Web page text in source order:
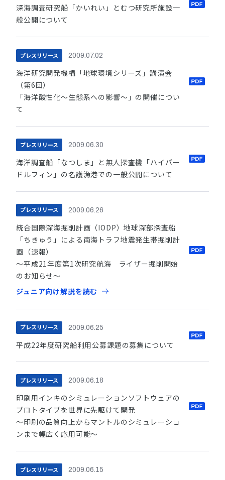
深海調査研究船「かいれい」とむつ研究所施設一
般公開について
プレスリリース 2009.07.02
海洋研究開発機構「地球環境シリーズ」講演会
（第6回）
「海洋酸性化〜生態系への影響〜」の開催につい
て
プレスリリース 2009.06.30
海洋調査船「なつしま」と無人探査機「ハイパー
ドルフィン」の名護漁港での一般公開について
プレスリリース 2009.06.26
統合国際深海掘削計画（IODP）地球深部探査船
「ちきゅう」による南海トラフ地震発生帯掘削計
画（速報）
〜平成21年度第1次研究航海 ライザー掘削開始
のお知らせ〜
ジュニア向け解説を読む
プレスリリース 2009.06.25
平成22年度研究船利用公募課題の募集について
プレスリリース 2009.06.18
印刷用インキのシミュレーションソフトウェアの
プロトタイプを世界に先駆けて開発
〜印刷の品質向上からマントルのシミュレーショ
ンまで幅広く応用可能〜
プレスリリース 2009.06.15